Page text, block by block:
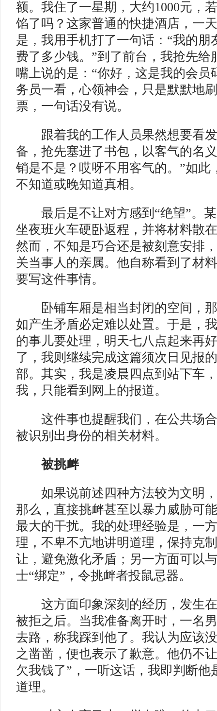
额。我住了一星期，大约1000元，
馅了吗？这家普通的快捷酒店，一
是，我用手机打了一句话：“我的朋
费了多少钱。”到了前台，我抢先给
嘴上说的是：“你好，这是我的会员
务员一看，心领神会，只是默默地
票，一句话没有说。
跟着我的工作人员果然想要看发
备，抢先塞进了书包，以客气的名
销是不是？哎呀不用客气的。”如此
不知道或晚知道真相。
最后是不让对方感到“绝望”。
坐夜班火车硬卧返程，并将材料散
然而，不知是巧合还是被刻意安排
关当事人的亲属。他自称看到了材
要写这件事情。
卧铺车厢是相当封闭的空间，那
如产生矛盾必定难以处置。于是，
的事儿要处理，明天七八点起来再
了，我则继续完成这篇须次日见报
部。其实，我是凌晨四点到站下车
我，只能看到网上的报道。
这件事也提醒我们，在公共场合
被识别出身份的相关材料。
被挑衅
如果说前述四种方法较为文明，
那么，直接挑衅甚至以暴力威胁可
最大的干扰。我的处理经验是，一
理，不卑不亢地讲明道理，保持克
让，避免激化矛盾；另一方面可以
士“绑定”，令挑衅者投鼠忌器。
这方面印象深刻的经历，发生在
被拒之后。当我准备离开时，一名
去路，称我踩到他了。我认为应该
之凿凿，便也表示了歉意。他仍不
欠我钱了”，一听这话，我即判断他
道理。